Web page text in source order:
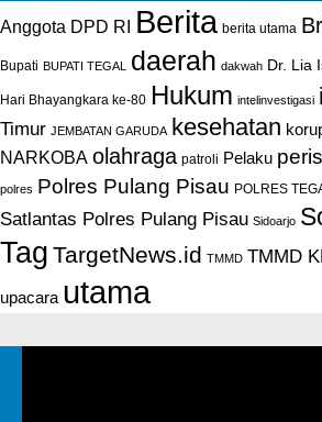
Anggota DPD RI Berita berita utama
Bupati BUPATI TEGAL daerah dakwah Dr. Lia
Hari Bhayangkara ke-80 Hukum intelinvestigasi
Timur JEMBATAN GARUDA kesehatan
NARKOBA olahraga patroli Pelaku
polres Polres Pulang Pisau POLRES
Satlantas Polres Pulang Pisau Sidoarjo
Tag TargetNews.id TMMD TMMD
upacara utama